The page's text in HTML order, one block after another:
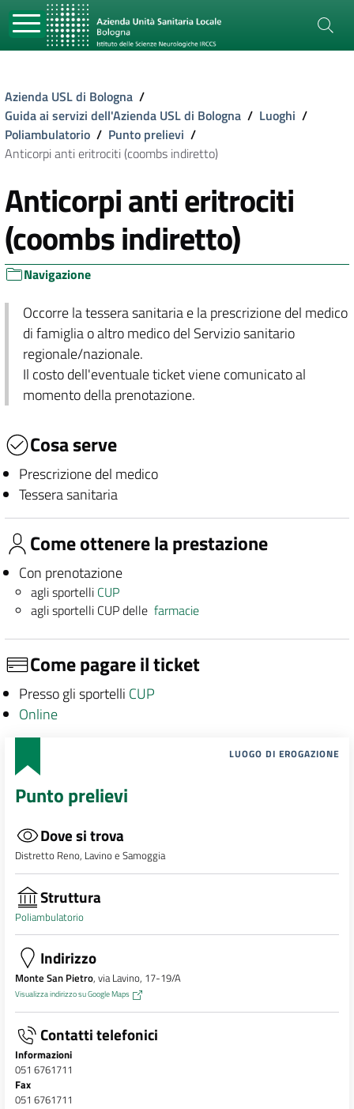
Azienda USL di Bologna /
Guida ai servizi dell'Azienda USL di Bologna / Luoghi /
Poliambulatorio / Punto prelievi /
Anticorpi anti eritrociti (coombs indiretto)
Anticorpi anti eritrociti
(coombs indiretto)
Navigazione
Occorre la tessera sanitaria e la prescrizione del medico
di famiglia o altro medico del Servizio sanitario
regionale/nazionale.
Il costo dell'eventuale ticket viene comunicato al
momento della prenotazione.
Cosa serve
Prescrizione del medico
Tessera sanitaria
Come ottenere la prestazione
Con prenotazione
agli sportelli CUP
agli sportelli CUP dellefarmacie
Come pagare il ticket
Presso gli sportelli CUP
Online
LUOGO DI EROGAZIONE
Punto prelievi
Dove si trova
Distretto Reno, Lavino e Samoggia
Struttura
Poliambulatorio
Indirizzo
Monte San Pietro, via Lavino, 17-19/A
Visualizza indirizzo su Google Maps
Contatti telefonici
Informazioni
051 6761711
Fax
051 6761711